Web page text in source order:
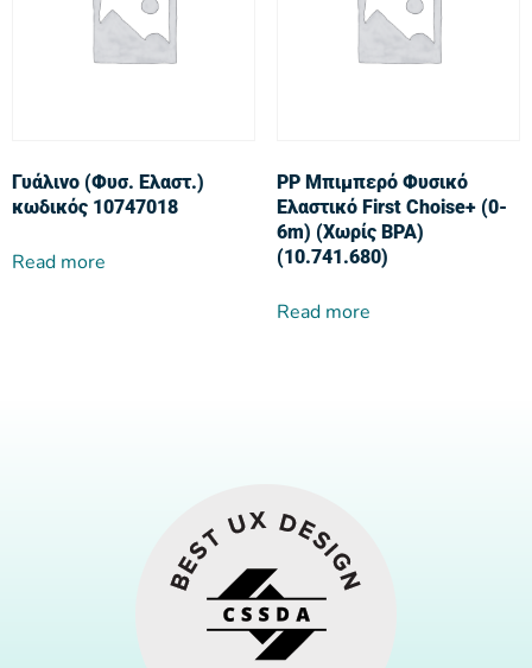
Γυάλινο (Φυσ. Ελαστ.)
κωδικός 10747018
Read more
PP Μπιμπερό Φυσικό
Ελαστικό First Choise+ (0-
6m) (Χωρίς BPA)
(10.741.680)
Read more